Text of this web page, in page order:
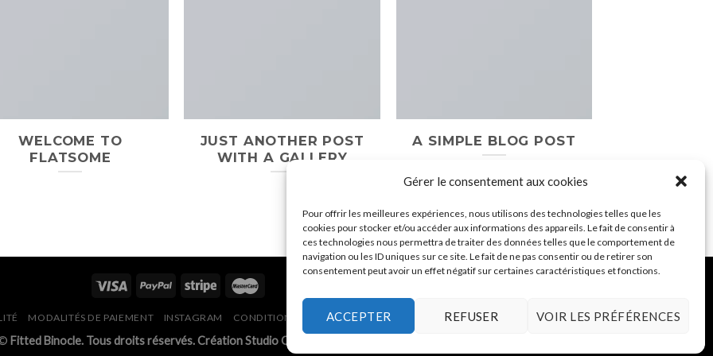
Gérer le consentement aux cookies
Pour offrir les meilleures expériences, nous utilisons des technologies telles que les
cookies pour stocker et/ou accéder aux informations des appareils. Le fait de consentir à
ces technologies nous permettra de traiter des données telles que le comportement de
navigation ou les ID uniques sur ce site. Le fait de ne pas consentir ou de retirer son
consentement peut avoir un effet négatif sur certaines caractéristiques et fonctions.
ACCEPTER REFUSER VOIR LES PRÉFÉRENCES
WELCOME TO
FLATSOME
JUST ANOTHER POST
WITH A GALLERY
A SIMPLE BLOG POST
MODALITÉS DE PAIEMENT INSTAGRAM CONDITIONS GÉNÉRALES DE VENTE POINT DE VENTE
Fitted Binocle. Tous droits réservés. Création Studio CG Designer - www.studiocg.fr